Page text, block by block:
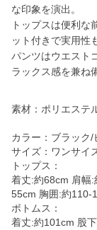
な印象を演出。
トップスは便利な
ット付きで実用性
パンツはウエスト
ラックス感を兼ね
素材：ポリエステ
カラー：ブラック/
サイズ：ワンサイ
トップス：
着丈:約68cm 肩幅
55cm 胸囲:約110-
ボトムス：
着丈:約101cm 股